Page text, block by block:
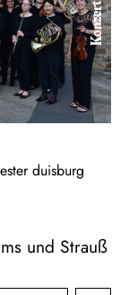
Konzert
duisburg
und Strauß